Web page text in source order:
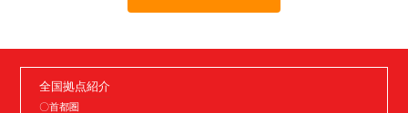
全国拠点紹介
〇首都圏